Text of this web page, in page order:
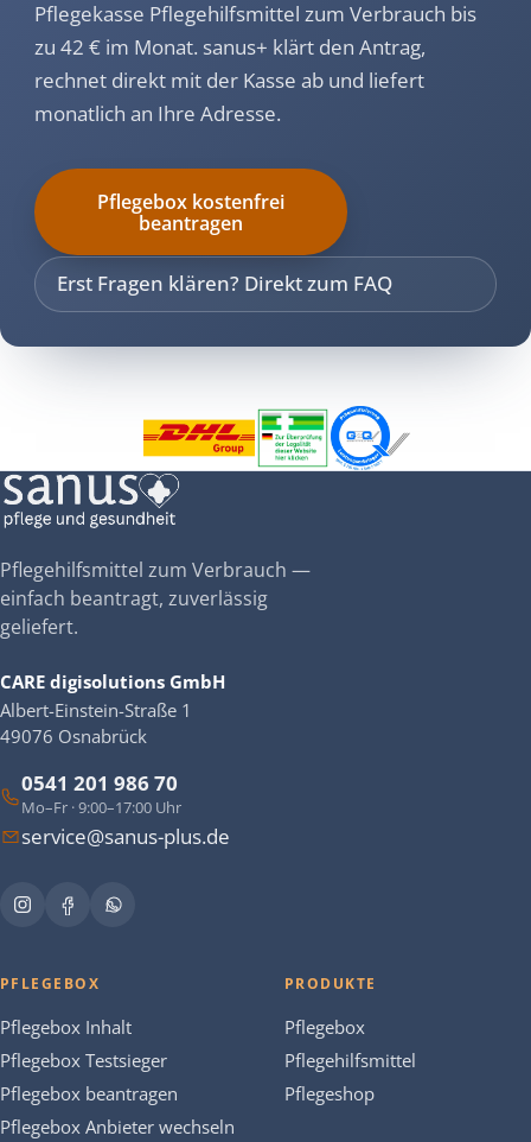
Pflegekasse Pflegehilfsmittel zum Verbrauch bis
zu 42 € im Monat. sanus+ klärt den Antrag,
rechnet direkt mit der Kasse ab und liefert
monatlich an Ihre Adresse.
Pflegebox kostenfrei
beantragen
Erst Fragen klären? Direkt zum FAQ
Pflegehilfsmittel zum Verbrauch —
einfach beantragt, zuverlässig
geliefert.
CARE digisolutions GmbH
Albert-Einstein-Straße 1
49076 Osnabrück
0541 201 986 70
Mo–Fr · 9:00–17:00 Uhr
service@sanus-plus.de
PFLEGEBOX
Pflegebox Inhalt
Pflegebox Testsieger
Pflegebox beantragen
Pflegebox Anbieter wechseln
PRODUKTE
Pflegebox
Pflegehilfsmittel
Pflegeshop